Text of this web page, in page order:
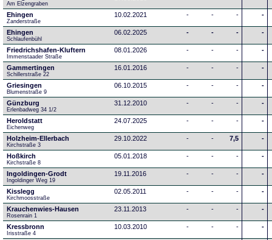
Am Elzengraben
Ehingen
Zanderstraße
10.02.2021 - - - -
Ehingen
Schlaufenbühl
06.02.2025 - - - -
Friedrichshafen-Kluftern
Immenstaader Straße
08.01.2026 - - - -
Gammertingen
Schillerstraße 22
16.01.2016 - - - -
Griesingen
Blumenstraße 9
06.10.2015 - - - -
Günzburg
Erlenbadweg 34 1/2
31.12.2010 - - - -
Heroldstatt
Eichenweg
24.07.2025 - - - -
Holzheim-Ellerbach
Kirchstraße 3
29.10.2022 - - 7,5 -
Hoßkirch
Kirchstraße 8
05.01.2018 - - - -
Ingoldingen-Grodt
Ingoldinger Weg 19
19.11.2016 - - - -
Kisslegg
Kirchmoosstraße
02.05.2011 - - - -
Krauchenwies-Hausen
Rosenrain 1
23.11.2013 - - - -
Kressbronn
Irisstraße 4
10.03.2010 - - - -